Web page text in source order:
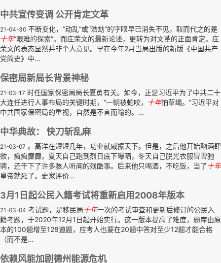
中共宣传变调 公开肯定文革
21-04-30 不断变化，“动乱”或“浩劫”的字眼早已消失不见，取而代之的是
十年“艰难的探索”。而庄荣文的最新论述，更转为对文革的正面肯定。庄
荣文的表态显然并非个人意见。早在今年2月当局出版的新版《中国共产
党简史》中...
保密局新局长背景神秘
21-03-17 时任国家保密局局长夏勇有关。如今，正是习近平为了中共二十
大连任进行人事布局的关键时期，“一朝被蛇咬，
十年怕草绳。”习近平对
中共国家保密局的重视，自然是不言而喻的。...
中华典故： 快刀斩乱麻
21-03-07 。高洋在短短几年，功业就威振天下。但是，之后他开始酗酒肆
欲，疯疯癫癫，夏天自己跑到烈日底下曝晒，冬天自己脱光衣服冒雪驰
骋，还干下了许多骇人听闻的残酷事。后来他只喝酒，不吃饭，当了十年
皇帝就死了。史家评价...
3月1日起公民入籍考试将重新启用2008年版本
21-03-04 考试题，是移民局十年一次的考试审查和更新后修订的公民入
籍考题，于2020年12月1日起开始实行。这一版本提高了难度，题库由原
本的100题增至128道题，应考人也要在20题中答对至少12题才能合格
（而不是...
依赖风能加剧德州能源危机